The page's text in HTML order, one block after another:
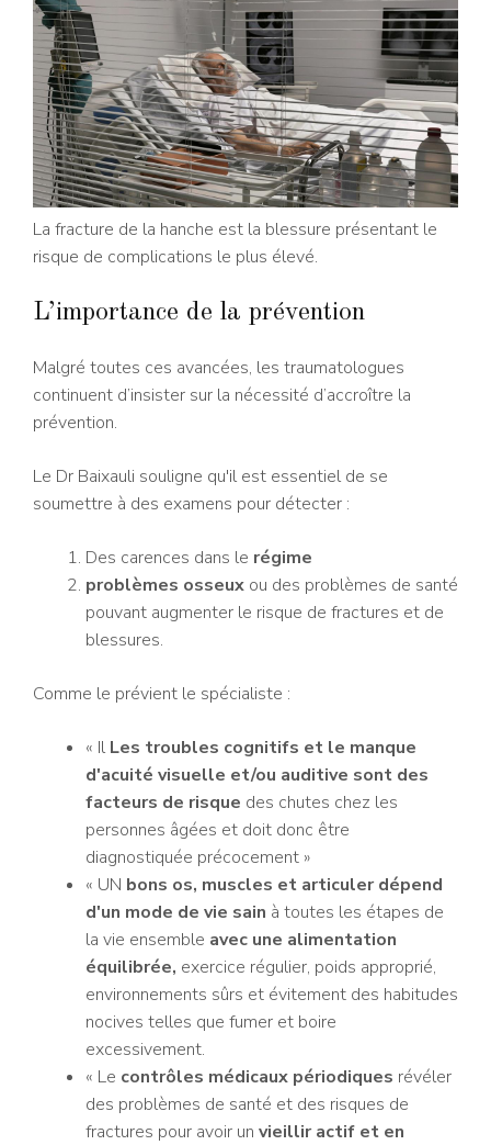
La fracture de la hanche est la blessure présentant le
risque de complications le plus élevé.
L’importance de la prévention
Malgré toutes ces avancées, les traumatologues
continuent d’insister sur la nécessité d’accroître la
prévention.
Le Dr Baixauli souligne qu'il est essentiel de se
soumettre à des examens pour détecter :
Des carences dans le régime
problèmes osseux ou des problèmes de santé
pouvant augmenter le risque de fractures et de
blessures.
Comme le prévient le spécialiste :
« Il Les troubles cognitifs et le manque
d'acuité visuelle et/ou auditive sont des
facteurs de risque des chutes chez les
personnes âgées et doit donc être
diagnostiquée précocement »
« UN bons os, muscles et articulerdépend
d'un mode de vie sain à toutes les étapes de
la vie ensemble avec une alimentation
équilibrée, exercice régulier, poids approprié,
environnements sûrs et évitement des habitudes
nocives telles que fumer et boire
excessivement.
« Le contrôles médicaux périodiques révéler
des problèmes de santé et des risques de
fractures pour avoir un vieillir actif et en